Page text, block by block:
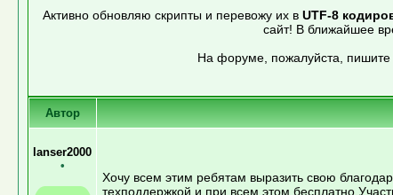
Активно обновляю скрипты и перевожу их в UTF-8
сайт! В ближайшее
На форуме, пожалуйста, пишите
Автор
lanser2000
•
Хочу всем этим ребятам выразить свою
техподдержкой и при всем этом